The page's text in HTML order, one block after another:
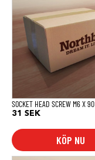
SOCKET HEAD SCREW M6 X 90
31 SEK
KÖP NU